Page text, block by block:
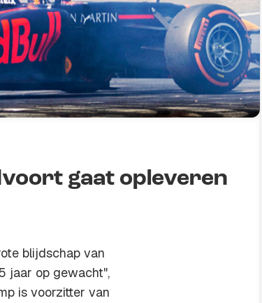
gaat opleveren
blijdschap van
jaar op gewacht",
is voorzitter van